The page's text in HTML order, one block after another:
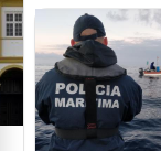
sobre
evolução
turística